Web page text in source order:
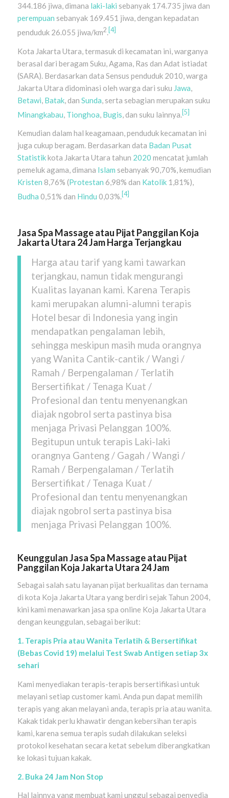
344.186 jiwa, dimana laki-laki sebanyak 174.735 jiwa dan
perempuan sebanyak 169.451 jiwa, dengan kepadatan
penduduk 26.055 jiwa/km2. [4]
Kota Jakarta Utara, termasuk di kecamatan ini, warganya
berasal dari beragam Suku, Agama, Ras dan Adat istiadat
(SARA). Berdasarkan data Sensus penduduk 2010, warga
Jakarta Utara didominasi oleh warga dari suku Jawa,
Betawi, Batak, dan Sunda, serta sebagian merupakan suku
Minangkabau, Tionghoa, Bugis, dan suku lainnya.[5]
Kemudian dalam hal keagamaan, penduduk kecamatan ini
juga cukup beragam. Berdasarkan data Badan Pusat
Statistikkota Jakarta Utara tahun 2020 mencatat jumlah
pemeluk agama, dimana Islam sebanyak 90,70%, kemudian
Kristen 8,76% (Protestan 6,98% dan Katolik1,81%),
Budha 0,51% dan Hindu 0,03%. [4]
Jasa Spa Massage atau Pijat Panggilan Koja
Jakarta Utara 24 Jam Harga Terjangkau
Harga atau tarif yang kami tawarkan
terjangkau, namun tidak mengurangi
Kualitas layanan kami. Karena Terapis
kami merupakan alumni-alumni terapis
Hotel besar di Indonesia yang ingin
mendapatkan pengalaman lebih,
sehingga meskipun masih muda orangnya
yang Wanita Cantik-cantik / Wangi /
Ramah / Berpengalaman / Terlatih
Bersertifikat / Tenaga Kuat /
Profesional dan tentu menyenangkan
diajak ngobrol serta pastinya bisa
menjaga Privasi Pelanggan 100%.
Begitupun untuk terapis Laki-laki
orangnya Ganteng / Gagah / Wangi /
Ramah / Berpengalaman / Terlatih
Bersertifikat / Tenaga Kuat /
Profesional dan tentu menyenangkan
diajak ngobrol serta pastinya bisa
menjaga Privasi Pelanggan 100%.
Keunggulan Jasa Spa Massage atau Pijat
Panggilan Koja Jakarta Utara 24 Jam
Sebagai salah satu layanan pijat berkualitas dan ternama
di kota Koja Jakarta Utara yang berdiri sejak Tahun 2004,
kini kami menawarkan jasa spa online Koja Jakarta Utara
dengan keunggulan, sebagai berikut:
1. Terapis Pria atau Wanita Terlatih & Bersertifikat
(Bebas Covid 19) melalui Test Swab Antigen setiap 3x
sehari
Kami menyediakan terapis-terapis bersertifikasi untuk
melayani setiap customer kami. Anda pun dapat memilih
terapis yang akan melayani anda, terapis pria atau wanita.
Kakak tidak perlu khawatir dengan kebersihan terapis
kami, karena semua terapis sudah dilakukan seleksi
protokol kesehatan secara ketat sebelum diberangkatkan
ke lokasi tujuan kakak.
2. Buka 24 Jam Non Stop
Hal lainnya yang membuat kami unggul sebagai penyedia